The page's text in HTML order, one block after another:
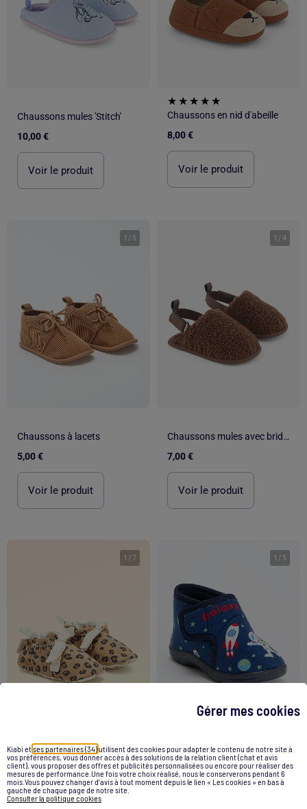
Gérer mes cookies
Kiabi etses partenaires (34)utilisent des cookies pour adapter le contenu de notre site à
vos préférences, vous donner accès à des solutions de la relation client (chat et avis
client), vous proposer des offres et publicités personnalisées ou encore pour réaliser des
mesures de performance.Une fois votre choix réalisé, nous le conserverons pendant 6
mois.Vous pouvez changer d’avis à tout moment depuis le lien « Les cookies » en bas à
gauche de chaque page de notre site.
Consulter la politique cookies
Chaussons mules 'Stitch'
10,00 €
Voir le produit
Chaussons en nid d'abeille
8,00 €
Voir le produit
1 / 5
Chaussons à lacets
5,00 €
Voir le produit
1 /4
Chaussons mules avec brides de maintien
7,00 €
Voir le produit
1 /7
Kitchoun - Chaussons motricité 1 'se retourner'
9,00 €
1 / 5
10,00 €